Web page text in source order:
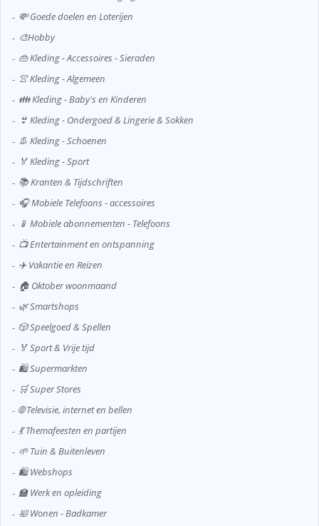
💸 Goede doelen en Loterijen
🎨Hobby
👜 Kleding - Accessoires - Sieraden
👚 Kleding - Algemeen
👪 Kleding - Baby's en Kinderen
👙 Kleding - Ondergoed & Lingerie & Sokken
👢 Kleding - Schoenen
🏅 Kleding - Sport
📚 Kranten & Tijdschriften
🎧 Mobiele Telefoons - accessoires
📱 Mobiele abonnementen - Telefoons
📺 Entertainment en ontspanning
✈️ Vakantie en Reizen
🏠 Oktober woonmaand
🌿 Smartshops
🎲 Speelgoed & Spellen
🏅 Sport & Vrije tijd
🛍️ Supermarkten
🛒 Super Stores
🌐 Televisie, internet en bellen
💃 Themafeesten en partijen
🌱 Tuin & Buitenleven
🛍️ Webshops
🏫 Werk en opleiding
🛀 Wonen - Badkamer